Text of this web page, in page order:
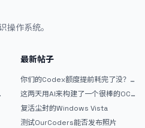
操作系统。
最新帖子
你们的Codex额度提前耗完了没？
戒断反应如何？
这两天用AI来构建了一个很棒的OC
论坛精华区
复活尘封的Windows Vista
测试OurCoders能否发布照片